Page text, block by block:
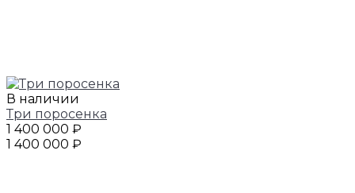
В наличии
Три поросенка
1 400 000 ₽
1 400 000 ₽